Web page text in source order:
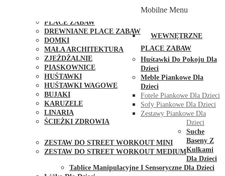
PLACE ZABAW
DREWNIANE PLACE ZABAW
DOMKI
MAŁA ARCHITEKTURA
ZJEŻDŻALNIE
PIASKOWNICE
HUŚTAWKI
HUŚTAWKI WAGOWE
BUJAKI
KARUZELE
LINARIA
ŚCIEŻKI ZDROWIA
ZESTAW DO STREET WORKOUT MINI
ZESTAW DO STREET WORKOUT MEDIUM
Mobilne Menu
WEWNĘTRZNE
PLACE ZABAW
Huśtawki Do Pokoju Dla
Dzieci
Meble Piankowe Dla
Dzieci
Fotele Piankowe Dla Dzieci
Sofy Piankowe Dla Dzieci
Zestawy Piankowe Dla
Dzieci
Suche
Baseny Z
Kulkami
Dla Dzieci
Tablice Manipulacyjne I Sensoryczne Dla Dzieci